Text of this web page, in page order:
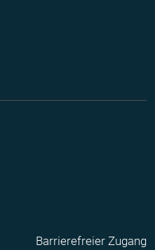
Barrierefreier Zugang